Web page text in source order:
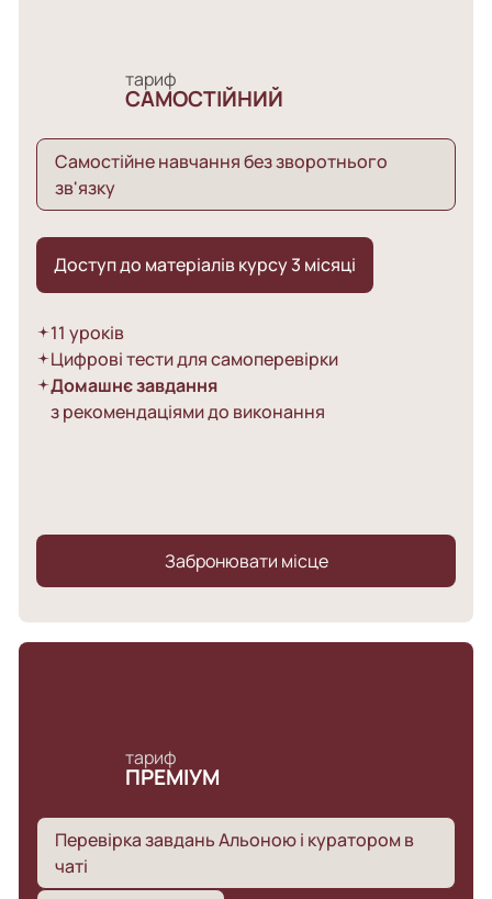
тариф
САМОСТІЙНИЙ
Самостійне навчання без зворотнього
зв'язку
Доступ до матеріалів курсу 3 місяці
11 уроків
Цифрові тести для самоперевірки
Домашнє завдання
з рекомендаціями до виконання
Забронювати місце
тариф
ПРЕМІУМ
Перевірка завдань Альоною і куратором в
чаті